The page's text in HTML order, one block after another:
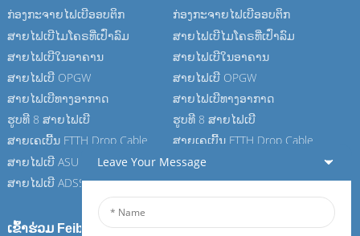
ກ່ອງກະຈາຍໄຟເບີອອບຕິກ
ສາຍໄຟເບີໄມໂຄຣທີ່ເປົ່າລົມ
ສາຍໄຟເບີໃນອາຄານ
ສາຍໄຟເບີ OPGW
ສາຍໄຟເບີທາງອາກາດ
ຮູບທີ 8 ສາຍໄຟເບີ
ສາຍເຄເບີ້ນ FTTH Drop Cable
ສາຍໄຟເບີ ASU
ສາຍໄຟເບີ ADSS
ກ່ອງກະຈາຍໄຟເບີອອບຕິກ
ສາຍໄຟເບີໄມໂຄຣທີ່ເປົ່າລົມ
ສາຍໄຟເບີໃນອາຄານ
ສາຍໄຟເບີ OPGW
ສາຍໄຟເບີທາງອາກາດ
ຮູບທີ 8 ສາຍໄຟເບີ
ສາຍເຄເບີ້ນ FTTH Drop Cable
ສາຍໄຟເບີ ASU
ສາຍໄຟເບີ ADSS
ເຂົ້າຮ່ວມ Feiboer ຂອງພວກເຮົາ
Leave Your Message